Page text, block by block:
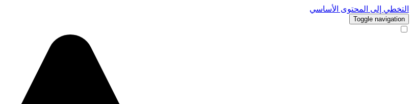
التخطي إلى المحتوى الأساسي
Toggle navigation